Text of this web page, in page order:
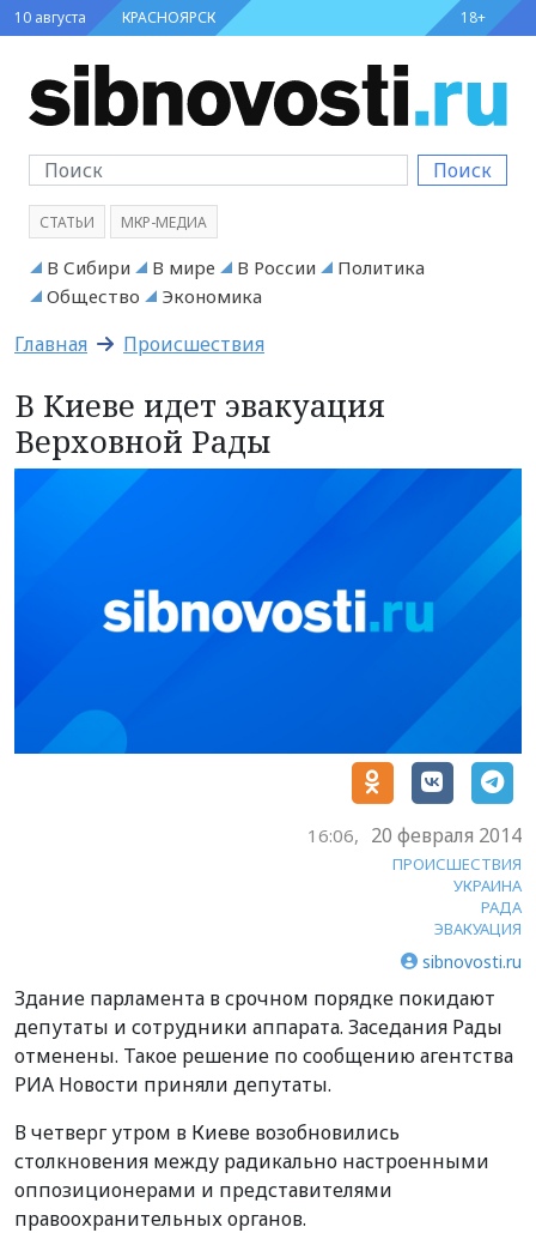
10 августа КРАСНОЯРСК 18+
Поиск
СТАТЬИ МКР-МЕДИА
В Сибири В мире В России
Политика
Общество
Экономика
Главная Происшествия
В Киеве идет эвакуация
Верховной Рады
16:06, 20 февраля 2014
ПРОИСШЕСТВИЯ
УКРАИНА
РАДА
ЭВАКУАЦИЯ
sibnovosti.ru
Здание парламента в срочном порядке покидают
депутаты и сотрудники аппарата. Заседания Рады
отменены. Такое решение по сообщению агентства
РИА Новости приняли депутаты.
В четверг утром в Киеве возобновились
столкновения между радикально настроенными
оппозиционерами и представителями
правоохранительных органов.